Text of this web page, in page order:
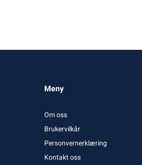
Meny
Om oss
Brukervilkår
Personvernerklæring
Kontakt oss